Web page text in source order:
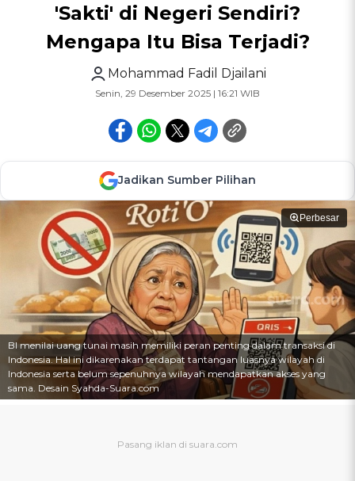
'Sakti' di Negeri Sendiri?
Mengapa Itu Bisa Terjadi?
Mohammad Fadil Djailani
Senin, 29 Desember 2025 | 16:21 WIB
Jadikan Sumber Pilihan
Perbesar
BI menilai uang tunai masih memiliki peran penting dalam transaksi di
Indonesia. Hal ini dikarenakan terdapat tantangan luasnya wilayah di
Indonesia serta belum sepenuhnya wilayah mendapatkan akses yang
sama. Desain Syahda-Suara.com